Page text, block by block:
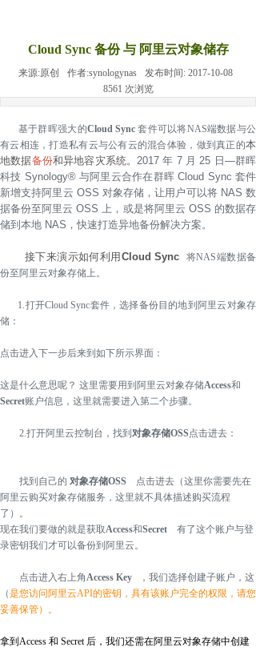
Cloud Sync 备份 与 阿里云对象储存
来源:原创 作者:synologynas 发布时间: 2017-10-08
8561 次浏览
基于群晖强大的Cloud Sync套件可以将NAS端数据与公
有云相连，打造私有云与公有云的混合体验，做到真正的本
地数据备份和异地容灾系统。2017 年 7 月 25 日—群晖
科技 Synology®与阿里云合作在群晖 Cloud Sync 套件
新增支持阿里云 OSS 对象存储，让用户可以将 NAS 数
据备份至阿里云 OSS 上，或是将阿里云 OSS 的数据存
储到本地 NAS，快速打造异地备份解决方案。
接下来演示如何利用 Cloud Sync
将NAS端数据备
份至阿里云对象存储上。
1.打开Cloud Sync套件，选择备份目的地到阿里云对象存
储：
点击进入下一步后来到如下所示界面：
这是什么意思呢？ 这里需要用到阿里云对象存储Access和
Secret账户信息，这里就需要进入第二个步骤。
2.打开阿里云控制台，找到 对象存储OSS点击进去：
找到自己的 对象存储OSS 点击进去（这里你需要先在
阿里云购买对象存储服务，这里就不具体描述购买流程
了）。
现在我们要做的就是获取Access和Secret
有了这个账户与登
录密钥我们才可以备份到阿里云。
点击进入右上角Access Key
，我们选择创建子账户，这
（是您访问阿里云API的密钥，具有该账户完全的权限，请您
妥善保管）。
拿到Access 和 Secret 后，我们还需在阿里云对象存储中创建